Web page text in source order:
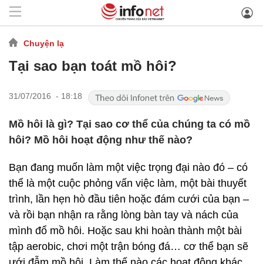
Chuyện lạ
Tại sao bạn toát mồ hôi?
31/07/2016 - 18:18
Mồ hôi là gì? Tại sao cơ thể của chúng ta có mồ
hôi? Mồ hôi hoạt động như thế nào?
Bạn đang muốn làm một việc trọng đại nào đó – có
thể là một cuộc phỏng vấn việc làm, một bài thuyết
trình, lần hẹn hò đầu tiên hoặc đám cưới của bạn –
và rồi bạn nhận ra rằng lòng bàn tay và nách của
mình đổ mồ hôi. Hoặc sau khi hoàn thành một bài
tập aerobic, chơi một trận bóng đá… cơ thể bạn sẽ